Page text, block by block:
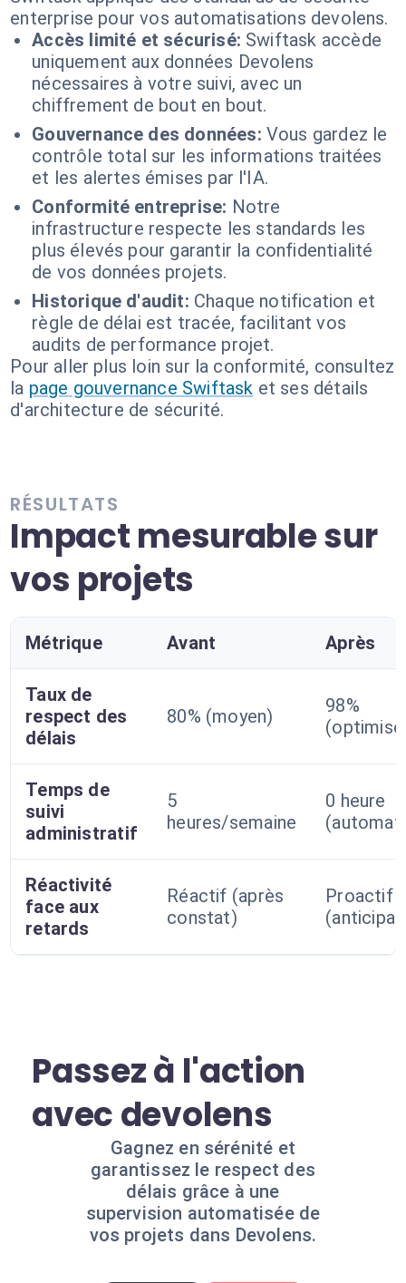
enterprise pour vos automatisations devolens.
Accès limité et sécurisé: Swiftask accède
uniquement aux données Devolens
nécessaires à votre suivi, avec un
chiffrement de bout en bout.
Gouvernance des données: Vous gardez le
contrôle total sur les informations traitées
et les alertes émises par l'IA.
Conformité entreprise: Notre
infrastructure respecte les standards les
plus élevés pour garantir la confidentialité
de vos données projets.
Historique d'audit: Chaque notification et
règle de délai est tracée, facilitant vos
audits de performance projet.
Pour aller plus loin sur la conformité, consultez
la page gouvernance Swiftask et ses détails
d'architecture de sécurité.
RÉSULTATS
Impact mesurable sur
vos projets
Métrique Avant Après
Taux de
respect des
délais
80% (moyen)
98%
Temps de
suivi
administratif
5
heures/semaine
0 heure
Réactivité
face aux
retards
Réactif (après
constat)
Proactif
Passez à l'action
avec devolens
Gagnez en sérénité et
garantissez le respect des
délais grâce à une
supervision automatisée de
vos projets dans Devolens.